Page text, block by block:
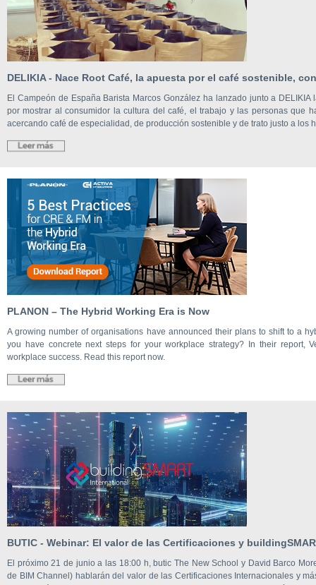
DELIKIA - Nace Root Café, la apuesta por el café sostenible,
El Campeón de España Barista Marcos González ha lanzado junto a
por mostrar al consumidor la cultura del café, el trabajo y las personas que
acercando café de especialidad, de producción sostenible y de trato justo a los
PLANON – The Hybrid Working Era is Now
A growing number of organisations have announced their plans to shift to a
you have concrete next steps for your workplace strategy? In their report,
workplace success. Read this report now.
BUTIC - Webinar: El valor de las Certificaciones y
El próximo 21 de junio a las 18:00 h, butic The New School y David Barco
de BIM Channel) hablarán del valor de las Certificaciones Internacionales y